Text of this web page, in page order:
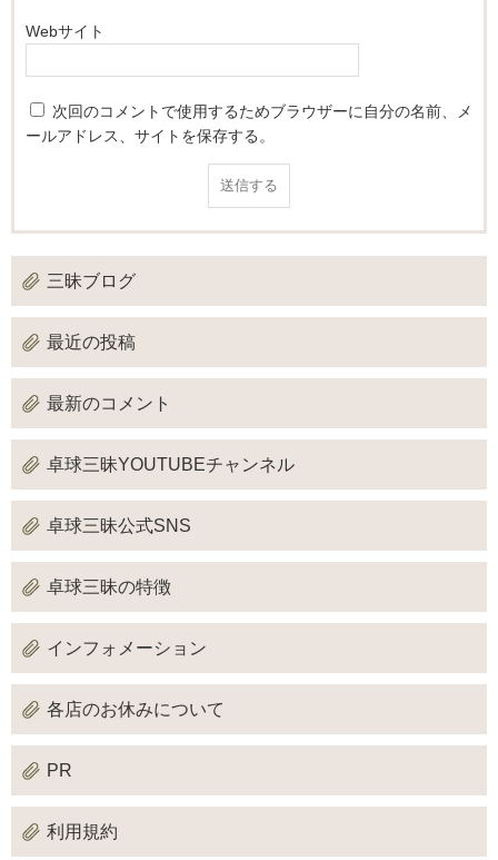
Webサイト
次回のコメントで使用するためブラウザーに自分の名前、メ
ールアドレス、サイトを保存する。
三昧ブログ
最近の投稿
最新のコメント
卓球三昧YOUTUBEチャンネル
卓球三昧公式SNS
卓球三昧の特徴
インフォメーション
各店のお休みについて
PR
利用規約